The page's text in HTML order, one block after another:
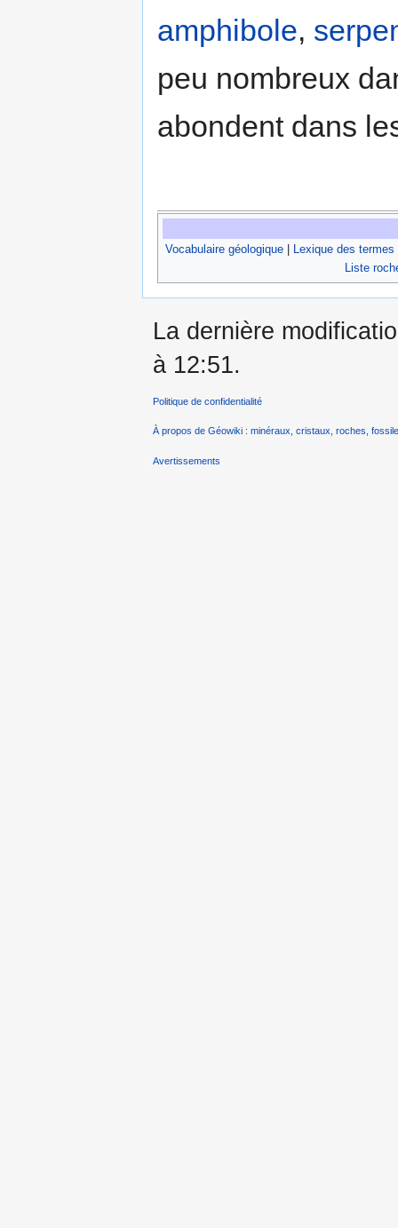
amphibole,
peu nombreux
abondent dans
Vocabulaire géologique|
Lexique des
Liste
La dernière
à 12:51.
Politique de confidentialité
À propos de Géowiki : minéraux, cristaux, roches,
Avertissements